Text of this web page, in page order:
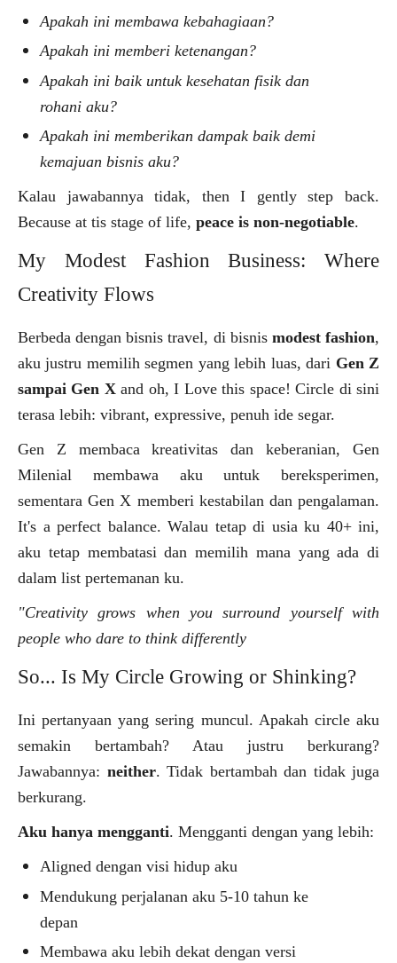
Apakah ini membawa kebahagiaan?
Apakah ini memberi ketenangan?
Apakah ini baik untuk kesehatan fisik dan
rohani aku?
Apakah ini memberikan dampak baik demi
kemajuan bisnis aku?
Kalau jawabannya tidak, then I gently step back.
Because at tis stage of life, peace is non-negotiable.
My Modest Fashion Business: Where
Creativity Flows
Berbeda dengan bisnis travel, di bisnis modest fashion,
aku justru memilih segmen yang lebih luas, dari Gen Z
sampai Gen Xand oh, I Love this space! Circle di sini
terasa lebih: vibrant, expressive, penuh ide segar.
Gen Z membaca kreativitas dan keberanian, Gen
Milenial membawa aku untuk bereksperimen,
sementara Gen X memberi kestabilan dan pengalaman.
It's a perfect balance. Walau tetap di usia ku 40+ ini,
aku tetap membatasi dan memilih mana yang ada di
dalam list pertemanan ku.
"Creativity grows when you surround yourself with
people who dare to think differently
So... Is My Circle Growing or Shinking?
Ini pertanyaan yang sering muncul. Apakah circle aku
semakin bertambah? Atau justru berkurang?
Jawabannya: neither. Tidak bertambah dan tidak juga
berkurang.
Aku hanya mengganti. Mengganti dengan yang lebih:
Aligned dengan visi hidup aku
Mendukung perjalanan aku 5-10 tahun ke
depan
Membawa aku lebih dekat dengan versi